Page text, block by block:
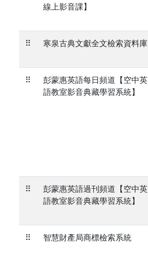
線上影音課】
⠿ 寒泉古典文獻全文檢索資料庫
⠿
彭蒙惠英語每日頻道【空中英
語教室影音典藏學習系統】
⠿
彭蒙惠英語過刊頻道【空中英
語教室影音典藏學習系統】
⠿ 智慧財產局商標檢索系統